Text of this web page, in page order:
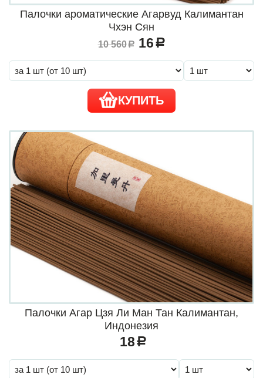
Палочки ароматические Агарвуд Калимантан
Чхэн Сян
10 560a 16 a
КУПИТЬ
Палочки Агар Цзя Ли Ман Тан Калимантан,
Индонезия
18 a